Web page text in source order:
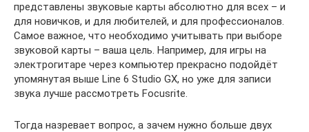
представлены звуковые карты абсолютно для всех – и
для новичков, и для любителей, и для профессионалов.
Самое важное, что необходимо учитывать при выборе
звуковой карты – ваша цель. Например, для игры на
электрогитаре через компьютер прекрасно подойдёт
упомянутая выше Line 6 Studio GX, но уже для записи
звука лучше рассмотреть Focusrite.
Тогда назревает вопрос, а зачем нужно больше двух